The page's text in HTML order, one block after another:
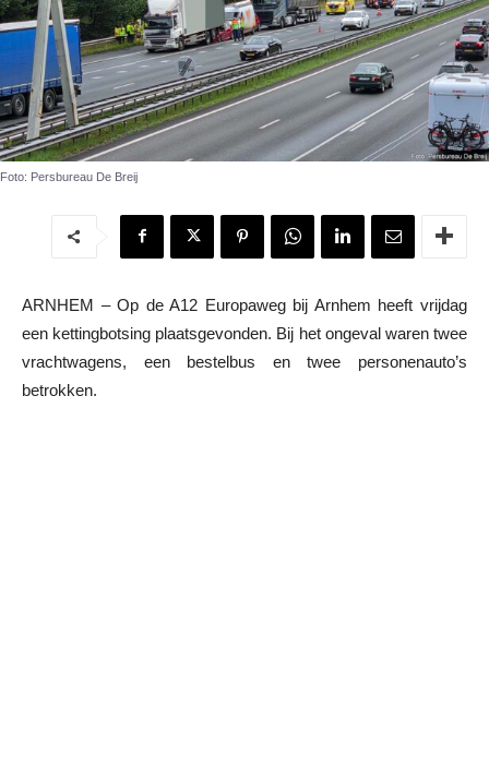
Foto: Persbureau De Breij
ARNHEM – Op de A12 Europaweg bij Arnhem heeft vrijdag
een kettingbotsing plaatsgevonden. Bij het ongeval waren twee
vrachtwagens, een bestelbus en twee personenauto’s
betrokken.